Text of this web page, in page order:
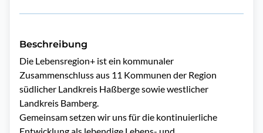
Beschreibung
Die Lebensregion+ ist ein kommunaler
Zusammenschluss aus 11 Kommunen der Region
südlicher Landkreis Haßberge sowie westlicher
Landkreis Bamberg.
Gemeinsam setzen wir uns für die kontinuierliche